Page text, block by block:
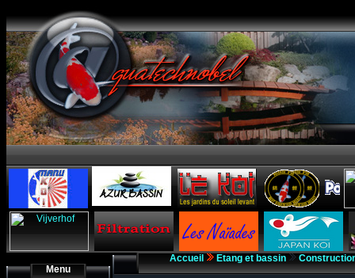
Menu
Accueil Etang et bassin